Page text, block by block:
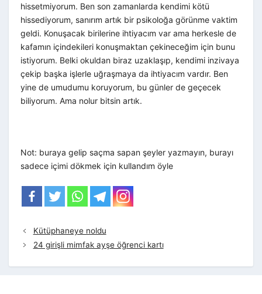
hissetmiyorum. Ben son zamanlarda kendimi kötü
hissediyorum, sanırım artık bir psikoloğa görünme vaktim
geldi. Konuşacak birilerine ihtiyacım var ama herkesle de
kafamın içindekileri konuşmaktan çekineceğim için bunu
istiyorum. Belki okuldan biraz uzaklaşıp, kendimi inzivaya
çekip başka işlerle uğraşmaya da ihtiyacım vardır. Ben
yine de umudumu koruyorum, bu günler de geçecek
biliyorum. Ama nolur bitsin artık.
Not: buraya gelip saçma sapan şeyler yazmayın, burayı
sadece içimi dökmek için kullandım öyle
Kütüphaneye noldu
24 girişli mimfak ayşe öğrenci kartı